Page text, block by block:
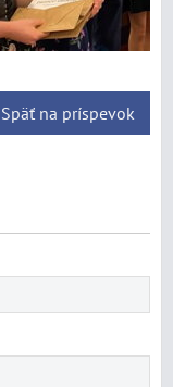
Späť na príspevok